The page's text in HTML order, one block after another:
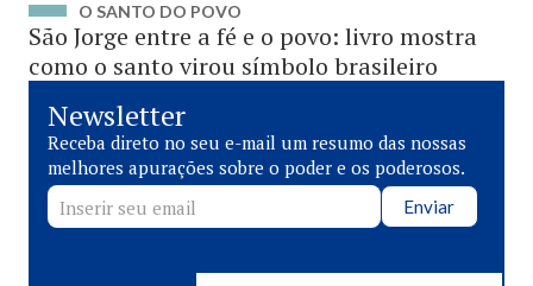
O SANTO DO POVO
São Jorge entre a fé e o povo: livro mostra
como o santo virou símbolo brasileiro
Newsletter
Receba direto no seu e-mail um resumo das nossas
melhores apurações sobre o poder e os poderosos.
Enviar